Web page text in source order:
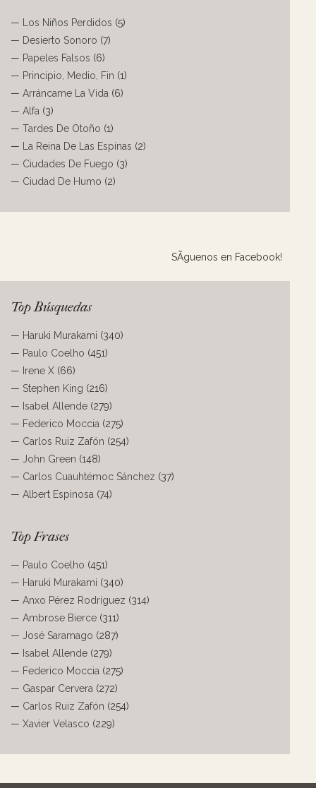
— Los Niños Perdidos (5)
— Desierto Sonoro (7)
— Papeles Falsos (6)
— Principio, Medio, Fin (1)
— Arráncame La Vida (6)
— Alfa (3)
— Tardes De Otoño (1)
—
La Reina De Las Espinas (2)
— Ciudades De Fuego (3)
— Ciudad De Humo (2)
SÃ­guenos en Facebook!
Top Búsquedas
— Haruki Murakami (340)
— Paulo Coelho (451)
— Irene X (66)
— Stephen King (216)
— Isabel Allende (279)
— Federico Moccia (275)
— Carlos Ruiz Zafón (254)
— John Green (148)
— Carlos Cuauhtémoc Sánchez (37)
— Albert Espinosa (74)
Top Frases
— Paulo Coelho (451)
— Haruki Murakami (340)
— Anxo Pérez Rodríguez (314)
— Ambrose Bierce (311)
— José Saramago (287)
— Isabel Allende (279)
— Federico Moccia (275)
— Gaspar Cervera (272)
— Carlos Ruiz Zafón (254)
— Xavier Velasco (229)